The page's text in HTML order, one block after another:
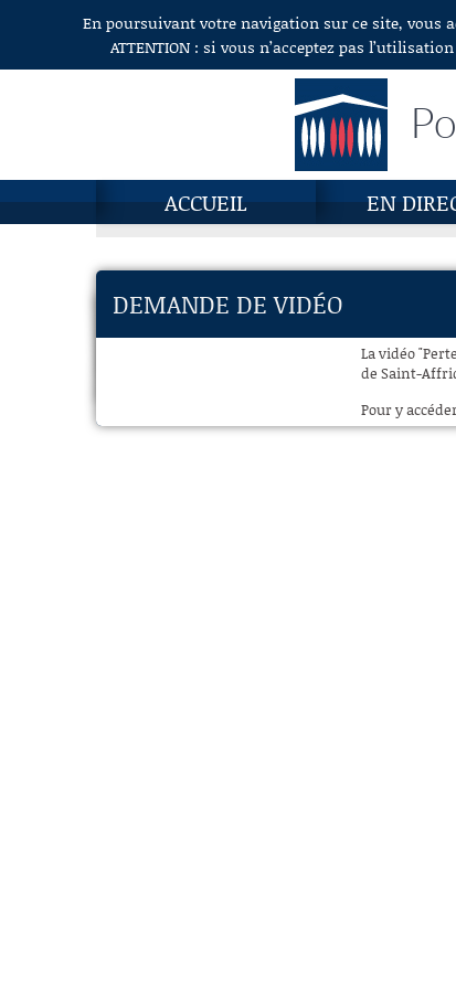
Aller au contenuEn poursuivant votre navigation sur ce site, vous
ATTENTION : si vous n’acceptez pas
ACCUEIL EN
DEMANDE DE VIDÉO
La vidéo
de Saint-
Pour y